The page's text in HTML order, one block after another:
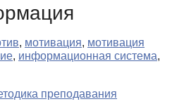
, мотивация, мотивация
, информационная система,
преподавания